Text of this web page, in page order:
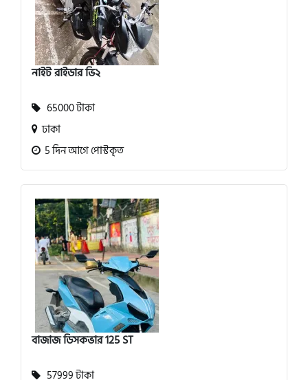
নাইট রাইডার ভি২
65000 টাকা
ঢাকা
5 দিন আগে পোস্টকৃত
বাজাজ ডিসকভার 125 ST
57999 টাকা